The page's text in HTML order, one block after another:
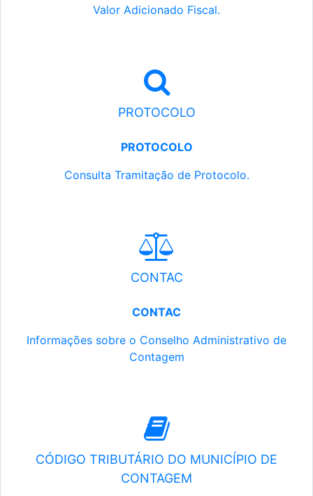
Valor Adicionado Fiscal.
PROTOCOLO
PROTOCOLO
Consulta Tramitação de Protocolo.
CONTAC
CONTAC
Informações sobre o Conselho Administrativo de
Contagem
CÓDIGO TRIBUTÁRIO DO MUNICÍPIO DE
CONTAGEM